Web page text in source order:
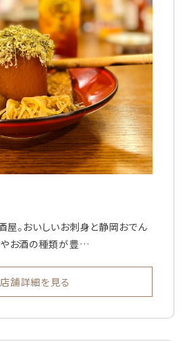
。おいしいお刺身と静岡おでん
やお酒の種類が豊…
店舗詳細を見る